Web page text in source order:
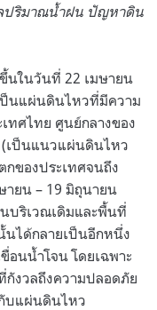
ปริมาณน้ำฝน ปัญหาดิน
นในวันที่ 22 เมษายน
ป็นแผ่นดินไหวที่มีความ
ทศไทย ศูนย์กลางของ
เป็นแนวแผ่นดินไหว
ของประเทศจนถึง
ยน – 19 มิถุนายน
บริเวณเดิมและพื้นที่
นได้กลายเป็นอีกหนึ่ง
อนน้ำโจน โดยเฉพาะ
งวลถึงความปลอดภัย
บแผ่นดินไหว